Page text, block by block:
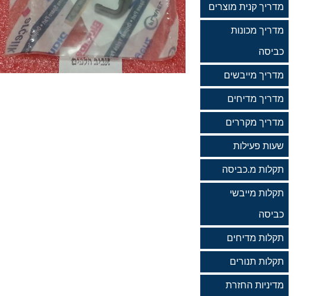
מדריך קנית מוצרים
מדריך מכונות
כביסה
מדריך מייבשים
מדריך מדיחים
מדריך מקררים
שעות פעילות
תקלות מ.כביסה
תקלות מייבשי
כביסה
תקלות מדיחים
תקלות תנורים
מדיניות החזרת